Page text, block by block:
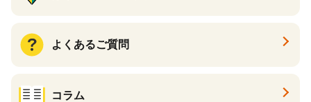
よくあるご質問
コラム